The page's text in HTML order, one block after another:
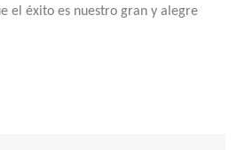
el éxito es nuestro gran y alegre